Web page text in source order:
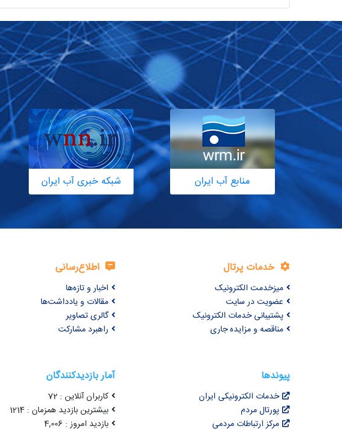
منابع آب ایران شبکه خبری آب ایران
خدمات پرتال
میزخدمت الکترونیک
عضویت در سایت
پشتیبانی خدمات الکترونیک
مناقصه و مزایده جاری
اطلاع‌رسانی
اخبار و تازه‌ها
مقالات و یادداشت‌ها
گالری تصاویر
راهبرد مشارکت
پیوندها
خدمات الکترونیکی ایران
پورتال مردم
مرکز ارتباطات مردمی
آمار بازدیدکنندگان
کاربران آنلاین : 72
بیشترین بازدید همزمان : 1214
بازدید امروز : 4,006